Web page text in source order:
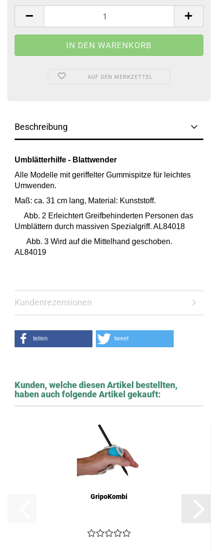
AUF DEN MERKZETTEL
Beschreibung
Umblätterhilfe - Blattwender
Alle Modelle mit geriffelter Gummispitze für leichtes
Umwenden.
Maß: ca. 31 cm lang, Material: Kunststoff.
Abb. 2 Erleichtert Greifbehinderten Personen das
Umblättern durch massiven Spezialgriff. AL84018
Abb. 3 Wird auf die Mittelhand geschoben.
AL84019
Kundenrezensionen
teilen tweet
Kunden, welche diesen Artikel bestellten,
haben auch folgende Artikel gekauft:
GripoKombi